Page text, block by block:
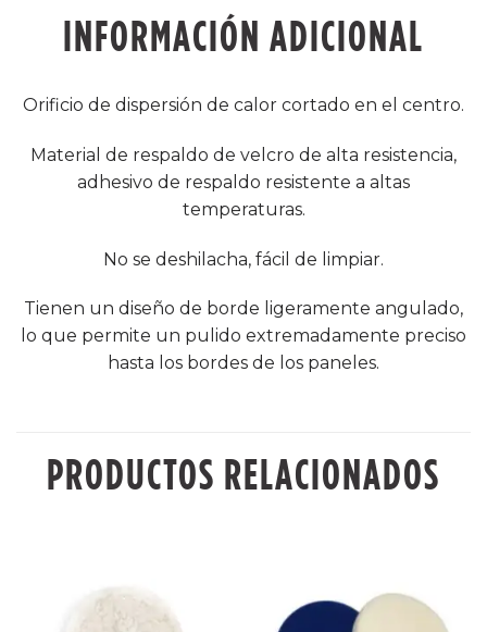
INFORMACIÓN ADICIONAL
Orificio de dispersión de calor cortado en el centro.
Material de respaldo de velcro de alta resistencia,
adhesivo de respaldo resistente a altas
temperaturas.
No se deshilacha, fácil de limpiar.
Tienen un diseño de borde ligeramente angulado,
lo que permite un pulido extremadamente preciso
hasta los bordes de los paneles.
PRODUCTOS RELACIONADOS